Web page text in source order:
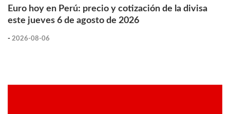
Euro hoy en Perú: precio y cotización de la divisa
este jueves 6 de agosto de 2026
- 2026-08-06